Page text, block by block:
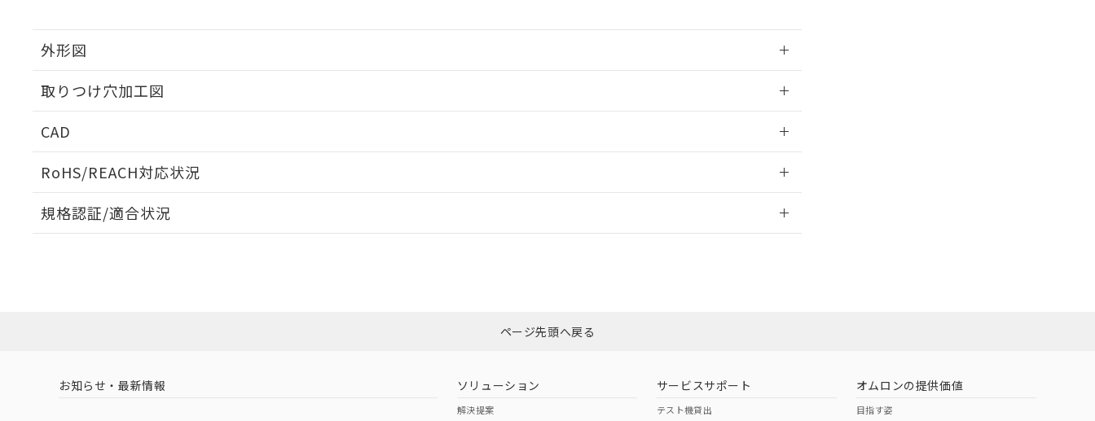
外形図
取りつけ穴加工図
CAD
RoHS/REACH対応状況
EU RoHS 注意事項・凡例
ダウンロードはこちら
中国 RoHS 注意事項・凡例
規格認証/適合状況
ページ先頭へ戻る
お知らせ・最新情報 ソリューション
解決提案
サービスサポート
テスト機貸出
オムロンの提供価値
目指す姿